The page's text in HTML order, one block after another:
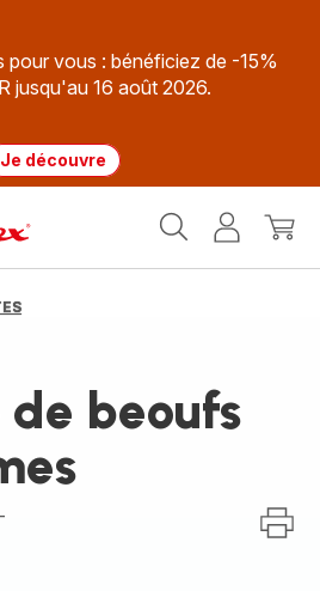
pour vous : bénéficiez de -15%
jusqu'au 16 août 2026.
Je découvre
MonMon
beoufs
-